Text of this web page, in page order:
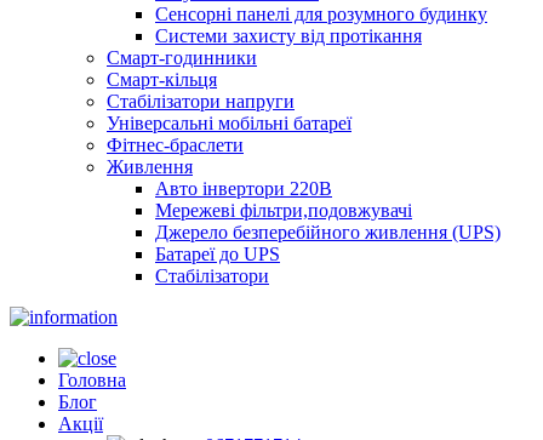
Сенсорні панелі для розумного будинку
Системи захисту від протікання
Смарт-годинники
Смарт-кільця
Стабілізатори напруги
Універсальні мобільні батареї
Фітнес-браслети
Живлення
Авто інвертори 220В
Мережеві фільтри,подовжувачі
Джерело безперебійного живлення (UPS)
Батареї до UPS
Стабілізатори
Головна
Блог
Акції